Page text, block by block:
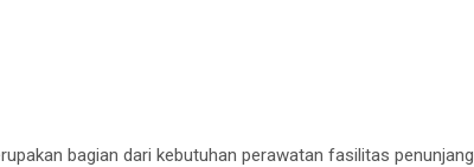
bagian dari kebutuhan perawatan fasilitas penunjang